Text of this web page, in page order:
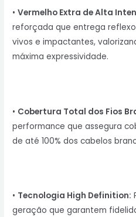
•Vermelho Extra de Alta
reforçada que entrega
vivos e impactantes,
máxima expressividade.
• Cobertura Total dos Fios
performance que assegura
de até 100% dos cabelos
• Tecnologia High Definition:
geração que garantem